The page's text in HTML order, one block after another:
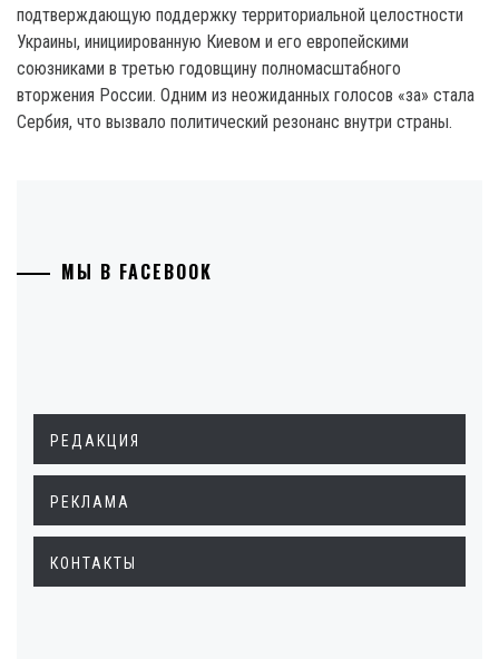
подтверждающую поддержку территориальной целостности
Украины, инициированную Киевом и его европейскими
союзниками в третью годовщину полномасштабного
вторжения России. Одним из неожиданных голосов «за» стала
Сербия, что вызвало политический резонанс внутри страны.
МЫ В FACEBOOK
РЕДАКЦИЯ
РЕКЛАМА
КОНТАКТЫ